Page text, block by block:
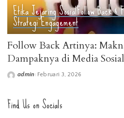
Etika Jejaring SosialFollow Back &
Strategi Engagement
Follow Back Artinya:
Dampaknya di Media
Posted
admin Februari 3, 2026
Find Us on Socials